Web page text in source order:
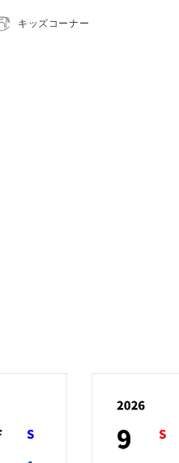
キッズコーナー